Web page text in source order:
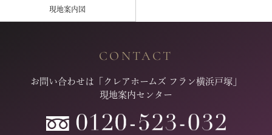
現地案内図
CONTACT
お問い合わせは 「クレアホームズ フラン横浜戸塚」
現地案内センター